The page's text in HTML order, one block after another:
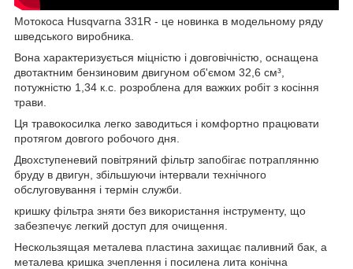
Мотокоса Husqvarna 331R - це новинка в модельному ряду
шведського виробника.
Вона характеризується міцністю і довговічністю, оснащена
двотактним бензиновим двигуном об'ємом 32,6 см³,
потужністю 1,34 к.с. розроблена для важких робіт з косіння
трави.
Ця травокосилка легко заводиться і комфортно працювати
протягом довгого робочого дня.
Двохступеневий повітряний фільтр запобігає потраплянню
бруду в двигун, збільшуючи інтервали технічного
обслуговування і термін служби.
кришку фільтра зняти без використання інструменту, що
забезпечує легкий доступ для очищення.
Нескользящая металева пластина захищає паливний бак, а
металева кришка зчеплення і посилена лита конічна